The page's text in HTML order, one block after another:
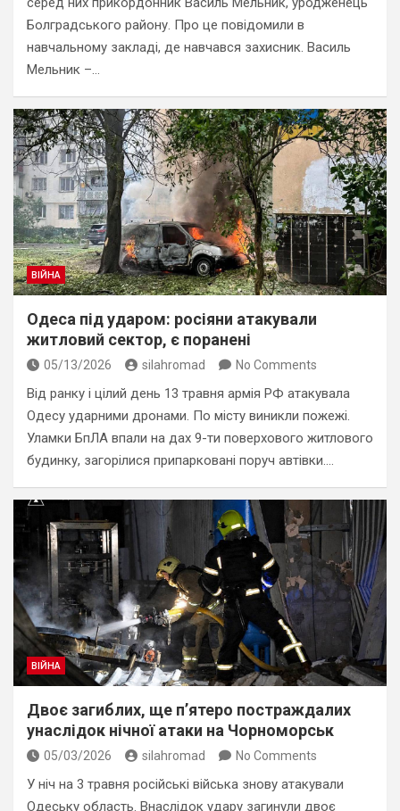
Болградського району. Про це повідомили в
навчальному закладі, де навчався захисник. Василь
Мельник –…
ВІЙНА
Одеса під ударом: росіяни атакували
житловий сектор, є поранені
05/13/2026 silahromad No Comments
Від ранку і цілий день 13 травня армія РФ атакувала
Одесу ударними дронами. По місту виникли пожежі.
Уламки БпЛА впали на дах 9-ти поверхового житлового
будинку, загорілися припарковані поруч автівки.…
ВІЙНА
Двоє загиблих, ще п’ятеро постраждалих
унаслідок нічної атаки на Чорноморськ
05/03/2026 silahromad No Comments
У ніч на 3 травня російські війська знову атакували
Одеську область. Внаслідок удару загинули двоє